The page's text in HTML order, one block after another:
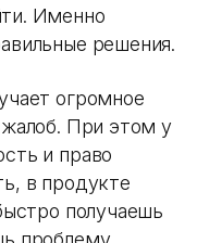
Именно
решения.
огромное
жалоб. При этом у
и право
в продукте
получаешь